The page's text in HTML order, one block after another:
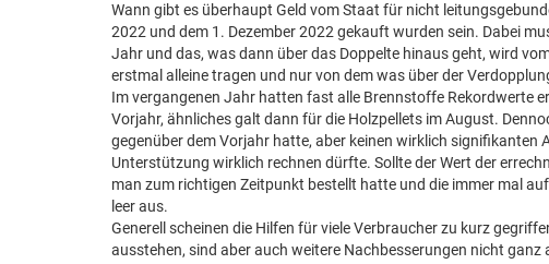
Wann gibt es überhaupt Geld vom Staat für nicht
2022 und dem 1. Dezember 2022 gekauft wurden sein. Dabei
Jahr und das, was dann über das Doppelte hinaus geht, wird
erstmal alleine tragen und nur von dem was über der
Im vergangenen Jahr hatten fast alle Brennstoffe Rekordwerte
Vorjahr, ähnliches galt dann für die Holzpellets im August.
gegenüber dem Vorjahr hatte, aber keinen wirklich
Unterstützung wirklich rechnen dürfte. Sollte der Wert der
man zum richtigen Zeitpunkt bestellt hatte und die immer mal
leer aus.
Generell scheinen die Hilfen für viele Verbraucher zu kurz
ausstehen, sind aber auch weitere Nachbesserungen nicht ganz